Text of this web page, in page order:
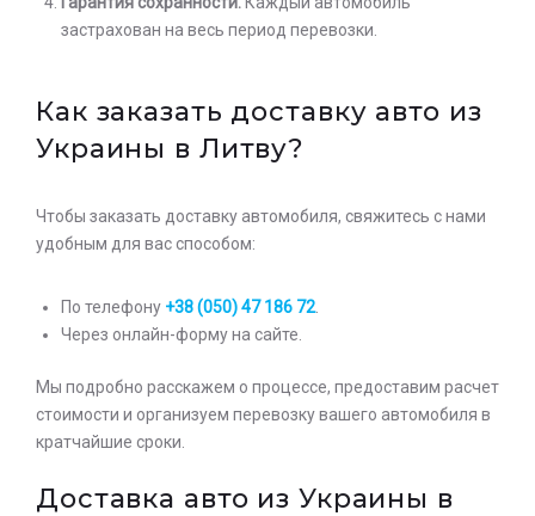
застрахован на весь период перевозки.
Как заказать доставку авто из
Украины в Литву?
Чтобы заказать доставку автомобиля, свяжитесь с нами
удобным для вас способом:
По телефону +38 (050) 47 186 72.
Через онлайн-форму на сайте.
Мы подробно расскажем о процессе, предоставим расчет
стоимости и организуем перевозку вашего автомобиля в
кратчайшие сроки.
Доставка авто из Украины в